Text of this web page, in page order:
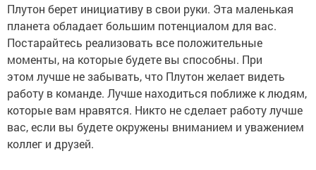
Плутон берет инициативу в свои руки. Эта маленькая
планета обладает большим потенциалом для вас.
Постарайтесь реализовать все положительные
моменты, на которые будете вы способны. При
этом лучше не забывать, что Плутон желает видеть
работу в команде. Лучше находиться поближе к людям,
которые вам нравятся. Никто не сделает работу лучше
вас, если вы будете окружены вниманием и уважением
коллег и друзей.